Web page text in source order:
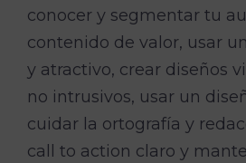
conocer y segmentar tu
contenido de valor, usar
y atractivo, crear diseños
no intrusivos, usar un
cuidar la ortografía y
call to action claro y